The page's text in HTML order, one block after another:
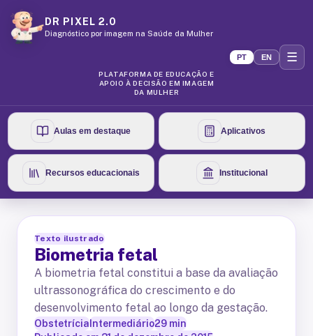
DR PIXEL 2.0
Diagnóstico por imagem na Saúde da Mulher
PLATAFORMA DE EDUCAÇÃO E
APOIO À DECISÃO EM IMAGEM
DA MULHER
PT EN ☰
Aulas em destaque Aplicativos
Recursos educacionais Institucional
Texto ilustrado
Biometria fetal
A biometria fetal constitui a base da avaliação
ultrassonográfica do crescimento e do
desenvolvimento fetal ao longo da gestação.
Obstetrícia Intermediário29 min